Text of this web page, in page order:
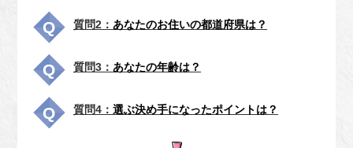
質問2： あなたのお住いの都道府県は？
質問3： あなたの年齢は？
質問4：選ぶ決め手になったポイントは？